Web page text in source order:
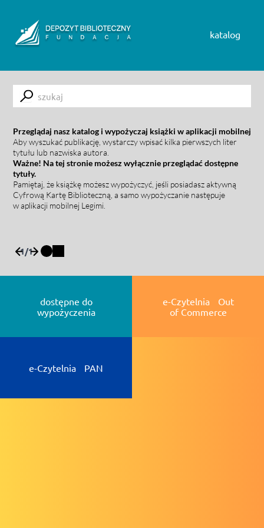
katalog
Submit
Przeglądaj nasz katalog i wypożyczaj książki w aplikacji mobilnej
Aby wyszukać publikację, wystarczy wpisać kilka pierwszych liter
tytułu lub nazwiska autora.
Ważne! Na tej stronie możesz wyłącznie przeglądać dostępne
tytuły.
Pamiętaj, że książkę możesz wypożyczyć, jeśli posiadasz aktywną
Cyfrową Kartę Biblioteczną, a samo wypożyczanie następuje
w aplikacji mobilnej Legimi.
1/1
dostępne do
wypożyczenia
e-Czytelnia Out
of Commerce
e-Czytelnia PAN